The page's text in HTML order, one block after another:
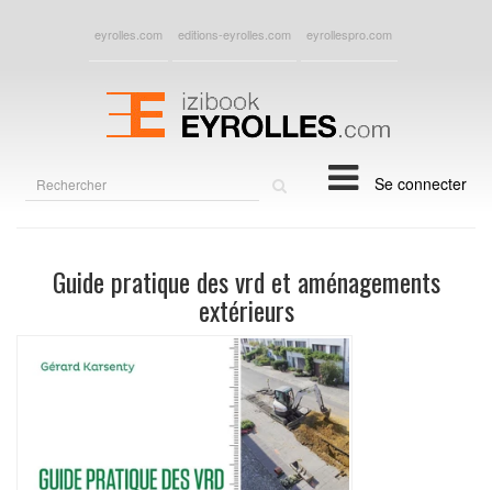
eyrolles.com editions-eyrolles.com eyrollespro.com
Se connecter
Guide pratique des vrd et aménagements
extérieurs